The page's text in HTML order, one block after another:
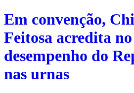
Em convenção,
Feitosa acredita no
desempenho do
nas urnas